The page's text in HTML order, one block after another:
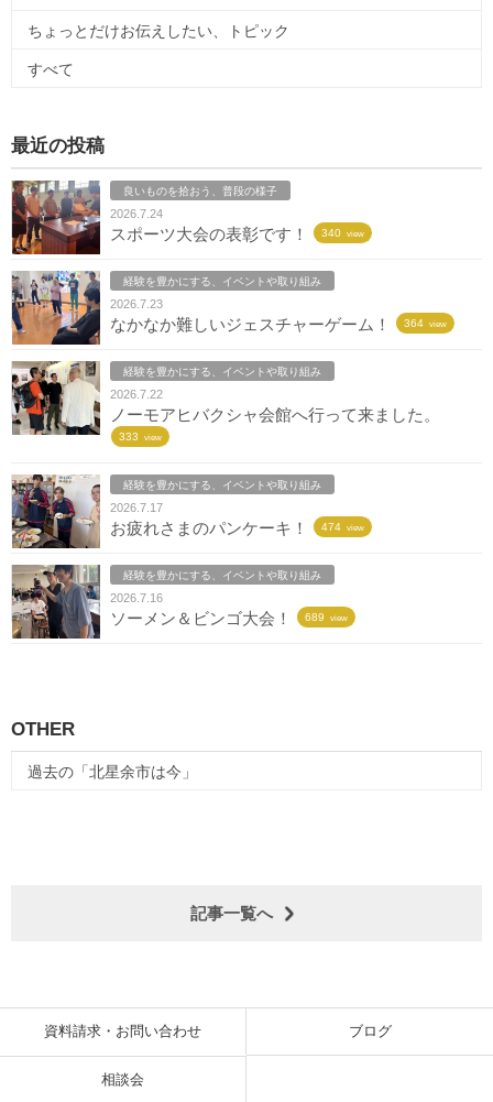
ちょっとだけお伝えしたい、トピック
すべて
最近の投稿
良いものを拾おう、普段の様子
2026.7.24
スポーツ大会の表彰です！ 340 view
経験を豊かにする、イベントや取り組み
2026.7.23
なかなか難しいジェスチャーゲーム！ 364 view
経験を豊かにする、イベントや取り組み
2026.7.22
ノーモアヒバクシャ会館へ行って来ました。
333 view
経験を豊かにする、イベントや取り組み
2026.7.17
お疲れさまのパンケーキ！ 474 view
経験を豊かにする、イベントや取り組み
2026.7.16
ソーメン＆ビンゴ大会！ 689 view
OTHER
過去の「北星余市は今」
記事一覧へ
資料請求・お問い合わせ ブログ
相談会